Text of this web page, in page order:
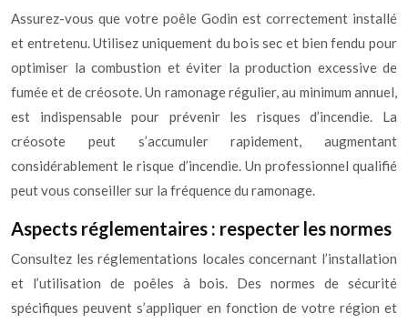
Assurez-vous que votre poêle Godin est correctement installé
et entretenu. Utilisez uniquement du bois sec et bien fendu pour
optimiser la combustion et éviter la production excessive de
fumée et de créosote. Un ramonage régulier, au minimum annuel,
est indispensable pour prévenir les risques d’incendie. La
créosote peut s’accumuler rapidement, augmentant
considérablement le risque d’incendie. Un professionnel qualifié
peut vous conseiller sur la fréquence du ramonage.
Aspects réglementaires : respecter les normes
Consultez les réglementations locales concernant l’installation
et l’utilisation de poêles à bois. Des normes de sécurité
spécifiques peuvent s’appliquer en fonction de votre région et